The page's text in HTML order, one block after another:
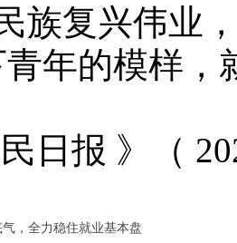
族复兴伟业
年的模样，
报 》（
，全力稳住就业基本盘